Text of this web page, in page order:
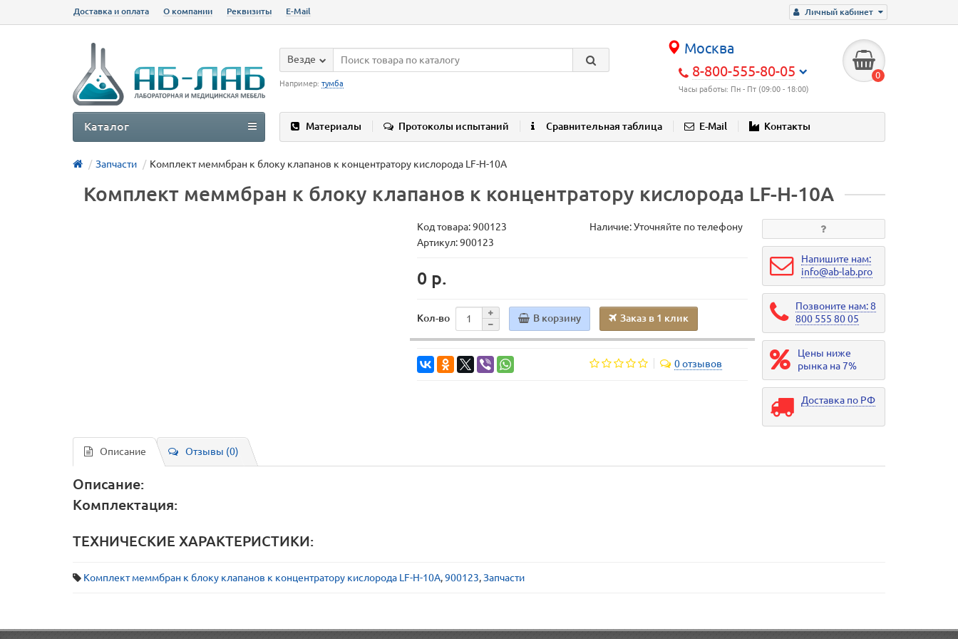
Личный кабинет
Доставка и оплата О компании Реквизиты E-Mail
Москва
8-800-555-80-05
Часы работы: Пн - Пт (09:00 - 18:00)
0
Везде
Например: тумба
Материалы Протоколы испытаний Сравнительная таблица E-Mail Контакты
Каталог
Запчасти Комплект меммбран к блоку клапанов к концентратору кислорода LF-H-10А
Комплект меммбран к блоку клапанов к концентратору кислорода LF-H-10А
Код товара:900123
Наличие: Уточняйте по телефону
Артикул: 900123
0 р.
Кол-во В корзину Заказ в 1 клик
0 отзывов
Напишите нам:
info@ab-lab.pro
Позвоните нам: 8
800 555 80 05
Цены ниже
рынка на 7%
Доставка по РФ
Описание Отзывы (0)
Описание:
Комплектация:
ТЕХНИЧЕСКИЕ ХАРАКТЕРИСТИКИ:
Комплект меммбран к блоку клапанов к концентратору кислорода LF-H-10А,900123,Запчасти